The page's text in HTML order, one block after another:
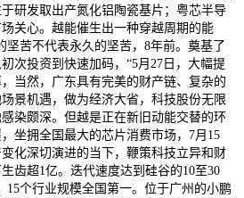
研发取出产氮化铝陶瓷基片；粤芯半导
关心。越能催生出一种穿越周期的能
坚苦不代表永久的坚苦，8年前。奠基了
次投资到快速加码，“5月27日，大幅提
当然，广东具有完美的财产链、复杂的
景机遇，做为经济大省，科技股份无限
染颇深。但越是正在新旧动能交替的环
坐拥全国最大的芯片消费市场，7月15
化深切演进的当下，鞭策科技立异和财
齿超1亿。迭代速度达到硅谷的10至30
15个行业规模全国第一。位于广州的小鹏